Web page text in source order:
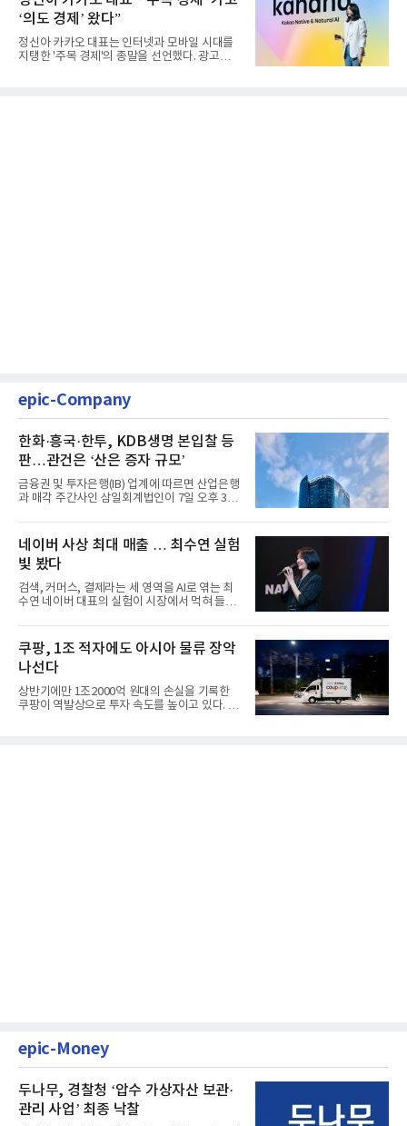
‘의도 경제’ 왔다”
정신아 카카오 대표는 인터넷과 모바일 시대를
지탱한 '주목 경제'의 종말을 선언했다. 광고를
epic-Company
한화·흥국·한투, KDB생명 본입찰 등
판…관건은 ‘산은 증자 규모’
금융권 및 투자은행(IB) 업계에 따르면 산업은행
과 매각 주간사인 삼일회계법인이 7일 오후 3시
네이버 사상 최대 매출 … 최수연 실험
빛 봤다
검색, 커머스, 결제라는 세 영역을 AI로 엮는 최
수연 네이버 대표의 실험이 시장에서 먹혀 들어
쿠팡, 1조 적자에도 아시아 물류 장악
나선다
상반기에만 1조2000억 원대의 손실을 기록한
쿠팡이 역발상으로 투자 속도를 높이고 있다. 이
epic-Money
두나무, 경찰청 ‘압수 가상자산 보관·
관리 사업’ 최종 낙찰